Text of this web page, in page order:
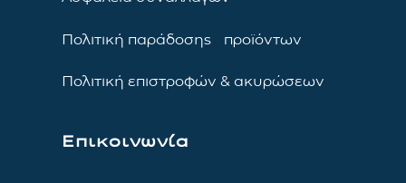
Πολιτική παράδοσης προϊόντων
Πολιτική επιστροφών & ακυρώσεων
Επικοινωνία